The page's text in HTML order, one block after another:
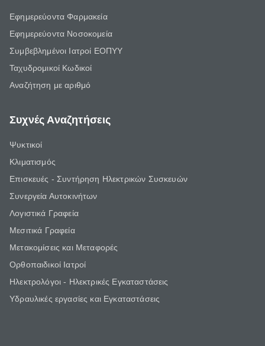
Εφημερεύοντα Φαρμακεία
Εφημερεύοντα Νοσοκομεία
Συμβεβλημένοι Ιατροί ΕΟΠΥΥ
Ταχυδρομικοί Κωδικοί
Αναζήτηση με αριθμό
Συχνές Αναζητήσεις
Ψυκτικοί
Κλιματισμός
Επισκευές - Συντήρηση Ηλεκτρικών Συσκευών
Συνεργεία Αυτοκινήτων
Λογιστικά Γραφεία
Μεσιτικά Γραφεία
Μετακομίσεις και Μεταφορές
Ορθοπαιδικοί Ιατροί
Ηλεκτρολόγοι - Ηλεκτρικές Εγκαταστάσεις
Υδραυλικές εργασίες και Εγκαταστάσεις